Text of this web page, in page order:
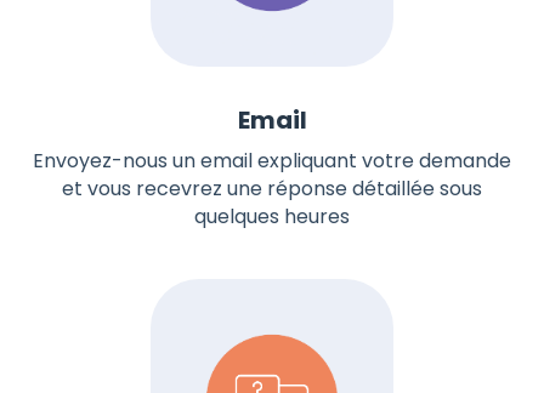
Email
Envoyez-nous un email expliquant votre demande
et vous recevrez une réponse détaillée sous
quelques heures